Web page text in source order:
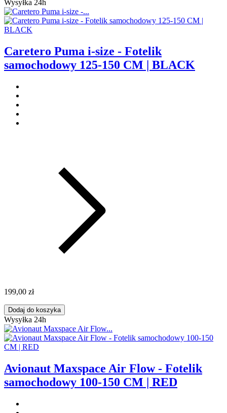
Wysyłka 24h
Caretero Puma i-size - Fotelik
samochodowy 125-150 CM | BLACK
199,00 zł
Dodaj do koszyka
Wysyłka 24h
Avionaut Maxspace Air Flow - Fotelik
samochodowy 100-150 CM | RED